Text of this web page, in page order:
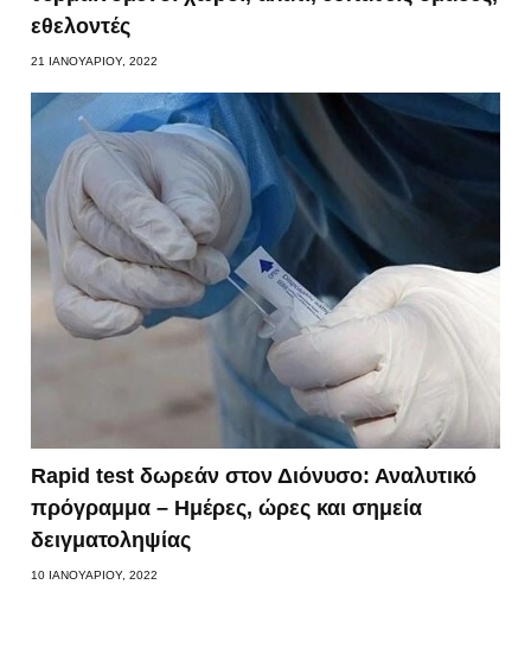
εθελοντές
21 ΙΑΝΟΥΑΡΊΟΥ, 2022
Rapid test δωρεάν στον Διόνυσο: Αναλυτικό
πρόγραμμα – Ημέρες, ώρες και σημεία
δειγματοληψίας
10 ΙΑΝΟΥΑΡΊΟΥ, 2022